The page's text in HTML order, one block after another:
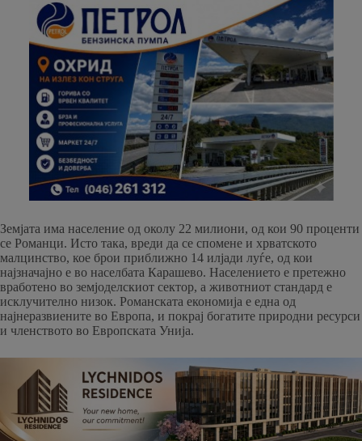
Земјата има население од околу 22 милиони, од кои 90 проценти
се Романци. Исто така, вреди да се спомене и хрватското
малцинство, кое брои приближно 14 илјади луѓе, од кои
најзначајно е во населбата Карашево. Населението е претежно
вработено во земјоделскиот сектор, а животниот стандард е
исклучително низок. Романската економија е една од
најнеразвиените во Европа, и покрај богатите природни ресурси
и членството во Европската Унија.